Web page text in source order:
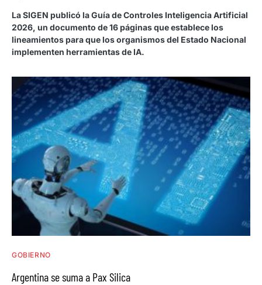
La SIGEN publicó la Guía de Controles Inteligencia Artificial
2026, un documento de 16 páginas que establece los
lineamientos para que los organismos del Estado Nacional
implementen herramientas de IA.
GOBIERNO
Argentina se suma a Pax Silica